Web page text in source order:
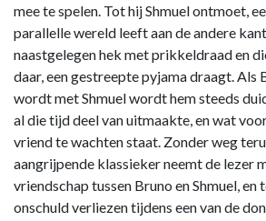
mee te spelen. Tot hij Shmuel ontmoet,
parallelle wereld leeft aan de andere
naastgelegen hek met prikkeldraad en
daar, een gestreepte pyjama draagt. Als
wordt met Shmuel wordt hem steeds
al die tijd deel van uitmaakte, en wat
vriend te wachten staat. Zonder weg
aangrijpende klassieker neemt de lezer
vriendschap tussen Bruno en Shmuel, en
onschuld verliezen tijdens een van de